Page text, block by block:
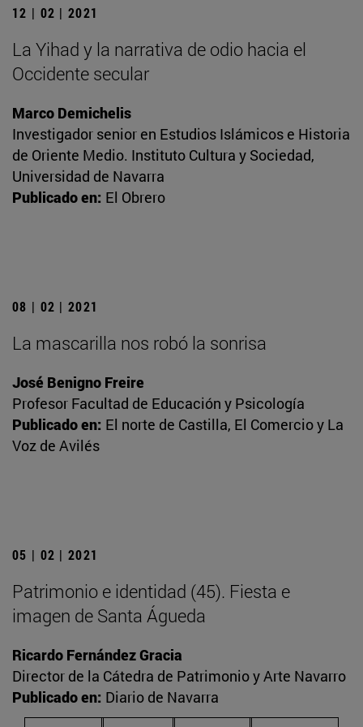
12 | 02 | 2021
La Yihad y la narrativa de odio hacia el
Occidente secular
Marco Demichelis
Investigador senior en Estudios Islámicos e Historia
de Oriente Medio. Instituto Cultura y Sociedad,
Universidad de Navarra
Publicado en: El Obrero
08 | 02 | 2021
La mascarilla nos robó la sonrisa
José Benigno Freire
Profesor Facultad de Educación y Psicología
Publicado en: El norte de Castilla, El Comercio y La
Voz de Avilés
05 | 02 | 2021
Patrimonio e identidad (45). Fiesta e
imagen de Santa Águeda
Ricardo Fernández Gracia
Director de la Cátedra de Patrimonio y Arte Navarro
Publicado en: Diario de Navarra